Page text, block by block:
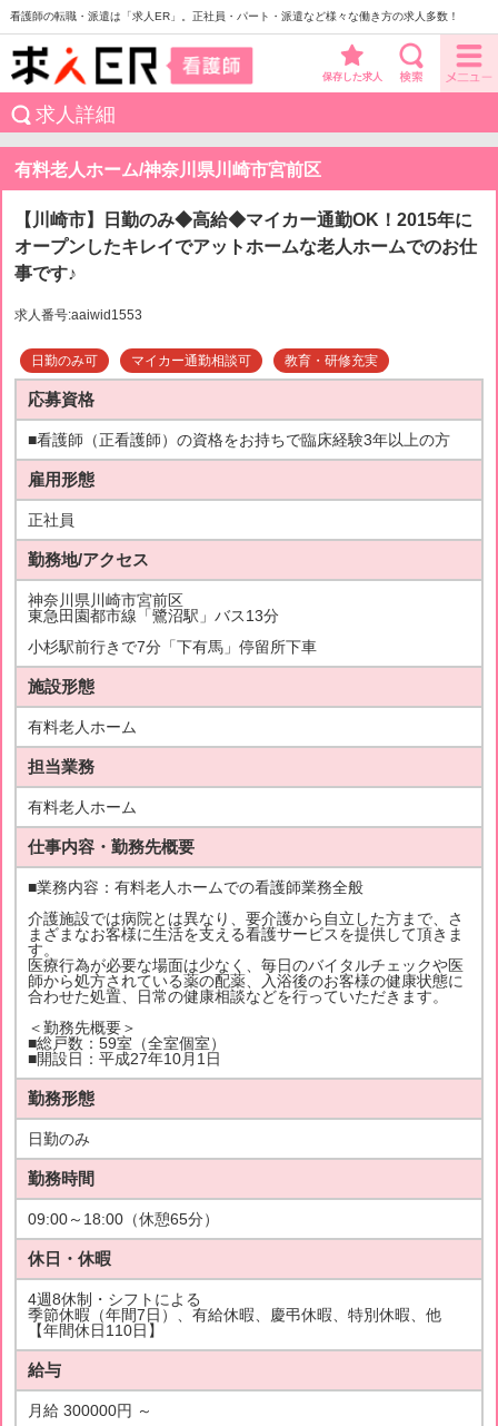
看護師の転職・派遣は「求人ER」。正社員・パート・派遣など様々な働き方の求人多数！
保存した求人
求人詳細
有料老人ホーム/神奈川県川崎市宮前区
【川崎市】日勤のみ◆高給◆マイカー通勤OK！2015年に
オープンしたキレイでアットホームな老人ホームでのお仕
事です♪
求人番号:aaiwid1553
日勤のみ可 マイカー通勤相談可 教育・研修充実
応募資格
■看護師（正看護師）の資格をお持ちで臨床経験3年以上の方
雇用形態
正社員
勤務地/アクセス
神奈川県川崎市宮前区
東急田園都市線「鷺沼駅」バス13分
小杉駅前行きで7分「下有馬」停留所下車
施設形態
有料老人ホーム
担当業務
有料老人ホーム
仕事内容・勤務先概要
■業務内容：有料老人ホームでの看護師業務全般
介護施設では病院とは異なり、要介護から自立した方まで、さ
まざまなお客様に生活を支える看護サービスを提供して頂きま
す。
医療行為が必要な場面は少なく、毎日のバイタルチェックや医
師から処方されている薬の配薬、入浴後のお客様の健康状態に
合わせた処置、日常の健康相談などを行っていただきます。
＜勤務先概要＞
■総戸数：59室（全室個室）
■開設日：平成27年10月1日
勤務形態
日勤のみ
勤務時間
09:00～18:00（休憩65分）
休日・休暇
4週8休制・シフトによる
季節休暇（年間7日）、有給休暇、慶弔休暇、特別休暇、他
【年間休日110日】
給与
月給 300000円 ～